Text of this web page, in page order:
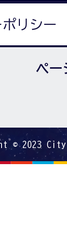
リシー
ペー
© 2023